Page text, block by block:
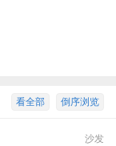
倒序浏览
看全部
沙发